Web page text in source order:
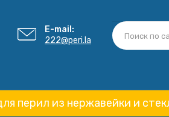
E-mail:
222@peri.la
перил из нержавейки и